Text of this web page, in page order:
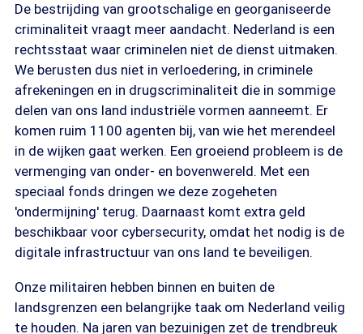
De bestrijding van grootschalige en georganiseerde
criminaliteit vraagt meer aandacht. Nederland is een
rechtsstaat waar criminelen niet de dienst uitmaken.
We berusten dus niet in verloedering, in criminele
afrekeningen en in drugscriminaliteit die in sommige
delen van ons land industriële vormen aanneemt. Er
komen ruim 1100 agenten bij, van wie het merendeel
in de wijken gaat werken. Een groeiend probleem is de
vermenging van onder- en bovenwereld. Met een
speciaal fonds dringen we deze zogeheten
'ondermijning' terug. Daarnaast komt extra geld
beschikbaar voor cybersecurity, omdat het nodig is de
digitale infrastructuur van ons land te beveiligen.
Onze militairen hebben binnen en buiten de
landsgrenzen een belangrijke taak om Nederland veilig
te houden. Na jaren van bezuinigen zet de trendbreuk